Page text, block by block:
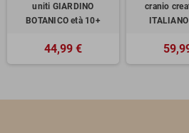
uniti GIARDINO
BOTANICO età 10+
44,99 €
cranio